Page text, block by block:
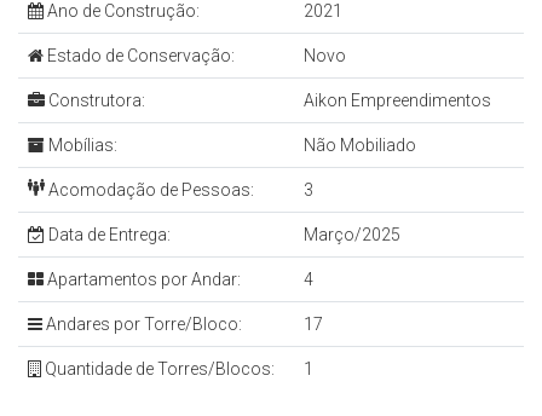
Empreendimento
- Academia
- Bicicletário
- Brinquedoteca
- Elevador
- Espaço Gourmet
- Hall de Entrada Decorado e Mobiliado
- Piscina
- Playground
Ano de Construção: 2021
Estado de Conservação: Novo
Construtora: Aikon Empreendimentos
Mobílias: Não Mobiliado
Acomodação de Pessoas: 3
Data de Entrega: Março/2025
Apartamentos por Andar: 4
Andares por Torre/Bloco: 17
Quantidade de Torres/Blocos: 1